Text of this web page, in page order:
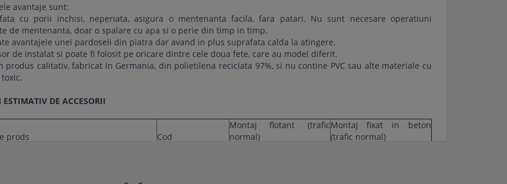
avantaje sunt:
cu porii inchisi, neperiata, asigura o mentenanta facila, fara patari. Nu sunt necesare operatiuni
de mentenanta, doar o spalare cu apa si o perie din timp in timp.
avantajele unei pardoseli din piatra dar avand in plus suprafata calda la atingere.
de instalat si poate fi folosit pe oricare dintre cele doua fete, care au model diferit.
produs calitativ, fabricat in Germania, din polietilena reciclata 97%, si nu contine PVC sau alte materiale cu
ESTIMATIV DE ACCESORII
prods Cod
Montaj flotant (trafic
normal)
Montaj fixat in beton
(trafic normal)